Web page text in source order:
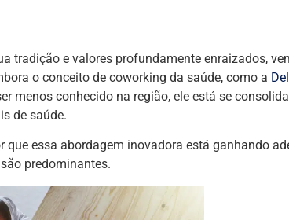
tradição e valores profundamente enraizados,
o conceito de coworking da saúde, como a
menos conhecido na região, ele está se
de saúde.
que essa abordagem inovadora está ganhando
predominantes.